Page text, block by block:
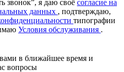
звонок”, я даю своё согласие на
данных , подтверждаю,
типографии
Условия обслуживания .
в ближайшее время и
вопросы